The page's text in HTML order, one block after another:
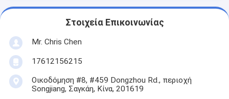
Στοιχεία Επικοινωνίας
Mr. Chris Chen
17612156215
Οικοδόμηση #8, #459 Dongzhou Rd., περιοχή
Songjiang, Σαγκάη, Κίνα, 201619